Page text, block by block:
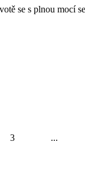
se s plnou mocí
3 ...